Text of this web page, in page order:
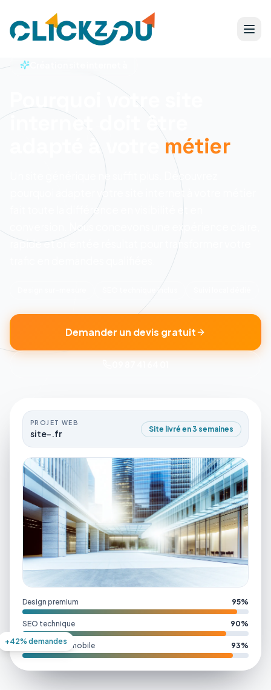
Pourquoi votre site
internet doit être
adapté à votre
métier
Un site générique ne suffit plus. Découvrez
pourquoi adapter votre site internet à votre métier
fait toute la différence en visibilité et en
Nous concevons une expérience claire,
rapide et orientée résultat pour transformer votre
SEO technique inclus
Demander un devis gratuit
PROJET WEB
site-.fr Site livré en 3 semaines
Design premium 95%
SEO technique 90%
Performance mobile 93%
+42% demandes